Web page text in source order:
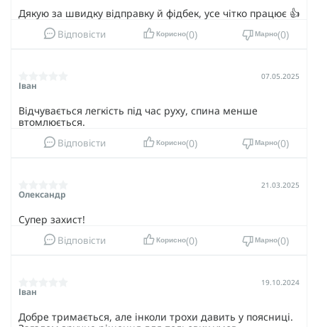
Дякую за швидку відправку й фідбек, усе чітко працює 👍
Відповісти Корисно 0 Марно 0
Іван
07.05.2025
Відчувається легкість під час руху, спина менше
втомлюється.
Відповісти Корисно 0 Марно 0
Олександр
21.03.2025
Супер захист!
Відповісти Корисно 0 Марно 0
Іван
19.10.2024
Добре тримається, але інколи трохи давить у поясниці.